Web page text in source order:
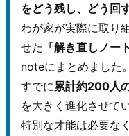
をどう残し、どう回
わが家が実際に取り
せた 「解き直しノー
noteにまとめました。
すでに 累計約200人
を大きく進化させて
特別な才能は必要なく